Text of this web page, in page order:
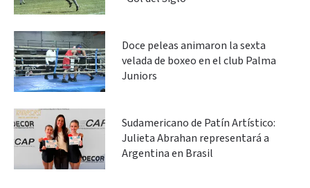
Doce peleas animaron la sexta
velada de boxeo en el club Palma
Juniors
Sudamericano de Patín Artístico:
Julieta Abrahan representará a
Argentina en Brasil